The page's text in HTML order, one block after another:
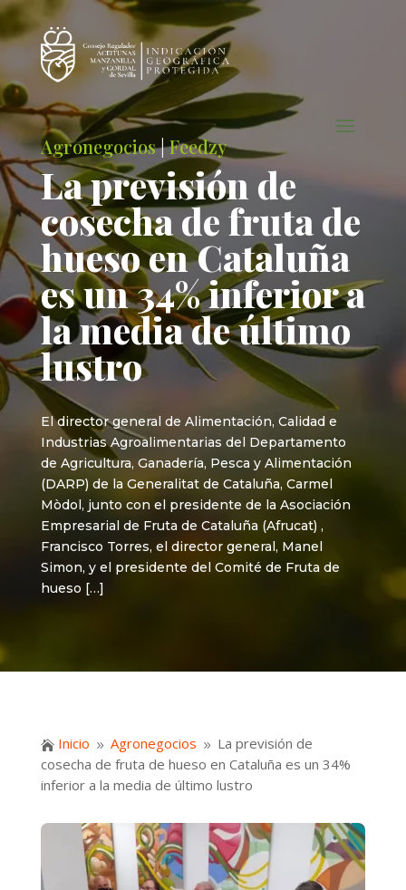
Agronegocios|Feedzy
La previsión de
cosecha de fruta de
hueso en Cataluña
es un 34% inferior a
la media de último
lustro
El director general de Alimentación, Calidad e
Industrias Agroalimentarias del Departamento
de Agricultura, Ganadería, Pesca y Alimentación
(DARP) de la Generalitat de Cataluña, Carmel
Mòdol, junto con el presidente de la Asociación
Empresarial de Fruta de Cataluña (Afrucat) ,
Francisco Torres, el director general, Manel
Simon, y el presidente del Comité de Fruta de
hueso […]
 Inicio 9 Agronegocios 9 La previsión de
cosecha de fruta de hueso en Cataluña es un 34%
inferior a la media de último lustro